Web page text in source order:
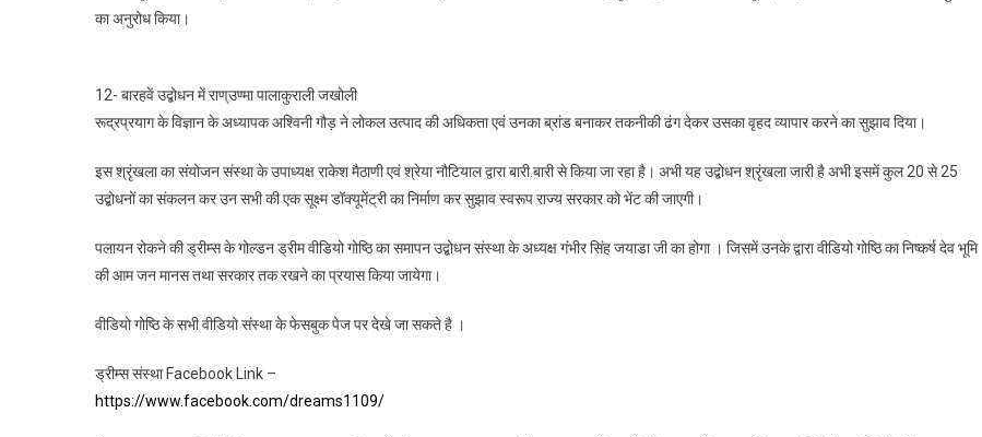
का अनुरोध किया।
12- बारहवें उद्बोधन में राण्उण्मा पालाकुराली जखोली
रूद्रप्रयाग के विज्ञान के अध्यापक अश्विनी गौड़ ने लोकल उत्पाद की अधिकता एवं उनका ब्रांड बनाकर तकनीकी ढंग देकर उसका वृहद व्यापार करने का सुझाव दिया।
इस श्रृंखला का संयोजन संस्था के उपाध्यक्ष राकेश मैठाणी एवं श्रेया नौटियाल द्वारा बारी.बारी से किया जा रहा है। अभी यह उद्बोधन श्रृंखला जारी है अभी इसमें कुल 20 से 25
उद्बोधनों का संकलन कर उन सभी की एक सूक्ष्म डॉक्यूमेंट्री का निर्माण कर सुझाव स्वरूप राज्य सरकार को भेंट की जाएगी।
पलायन रोकने की ड्रीम्स के गोल्डन ड्रीम वीडियो गोष्ठि का समापन उद्बोधन संस्था के अध्यक्ष गंभीर सिंह जयाडा जी का होगा । जिसमें उनके द्वारा वीडियो गोष्ठि का निष्कर्ष देव भूमि
की आम जन मानस तथा सरकार तक रखने का प्रयास किया जायेगा।
वीडियो गोष्ठि के सभी वीडियो संस्था के फेसबुक पेज पर देखे जा सकते है ।
ड्रीम्स संस्था Facebook Link –
https://www.facebook.com/dreams1109/